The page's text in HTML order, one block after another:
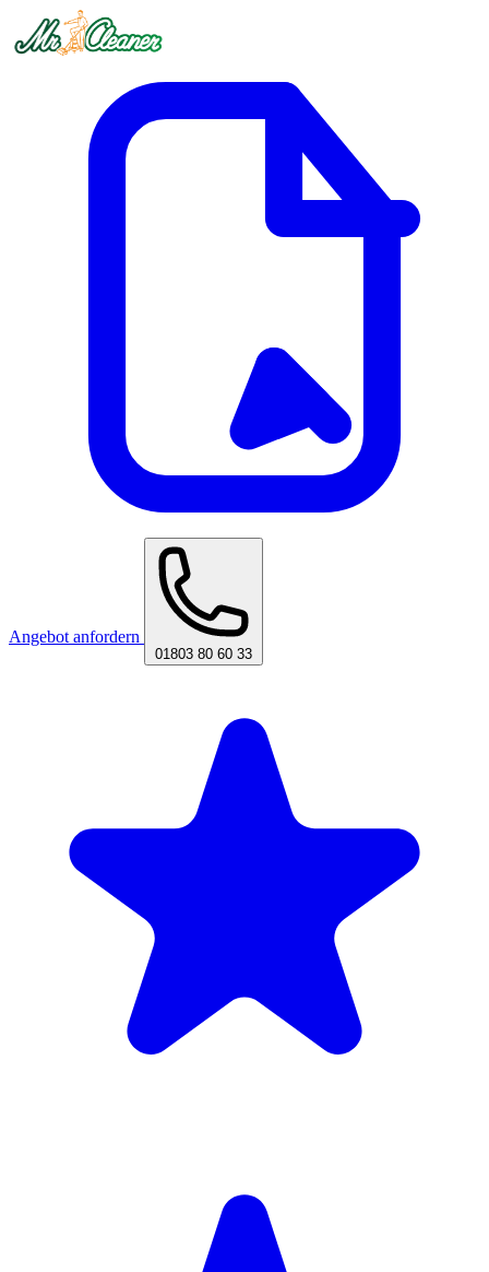
Angebot anfordern
01803 80 60 33